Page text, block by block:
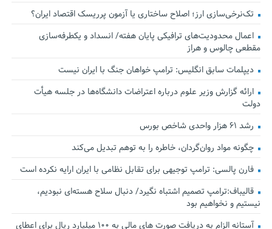
تک‌نرخی‌سازی ارز؛ اصلاح ساختاری یا آزمون پرریسک اقتصاد ایران؟
اعمال محدودیت‌های ترافیکی پایان هفته/ انسداد و یکطرفه‌سازی
مقطعی چالوس و هراز
دیپلمات سابق انگلیس:‌ ترامپ خواهان جنگ با ایران نیست
ارائه گزارش وزیر علوم درباره اعتراضات دانشگاه‌ها در جلسه هیأت
دولت
رشد ۶۱ هزار واحدی شاخص بورس
چگونه مواد روان‌گردان، خاطره را به توهم تبدیل می‌کند
فارن پالسی: ترامپ توجیهی برای تقابل نظامی با ایران ارایه نکرده است
قالیباف:ترامپ تصمیم اشتباه نگیرد/ دنبال سلاح هسته‌ای نبودیم،
نیستیم و نخواهیم بود
آستانه الزام به دریافت صورت های مالی به ۱۰۰ میلیارد ریال برای اعطای